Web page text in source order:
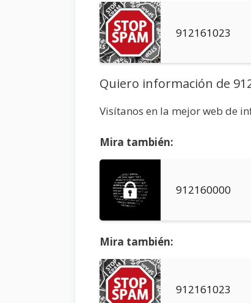
912161023
Quiero información de
Visítanos en la mejor web de
Mira también:
912160000
Mira también:
912161023